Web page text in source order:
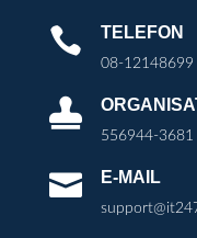
 TELEFON
08-12148699

556944-3681
 E-MAIL